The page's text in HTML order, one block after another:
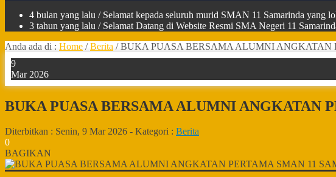
4 bulan yang lalu / Selamat kepada seluruh murid SMAN 11 Samarinda yang
3 tahun yang lalu / Selamat Datang di Website Resmi SMA Negeri 11
Anda ada di : Home /Berita /BUKA PUASA BERSAMA ALUMNI ANGKATAN
9
Mar 2026
BUKA PUASA BERSAMA ALUMNI ANGKATAN
Diterbitkan : Senin, 9 Mar 2026 - Kategori : Berita
0
BAGIKAN